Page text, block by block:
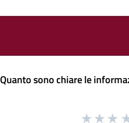
Quanto sono chiare le